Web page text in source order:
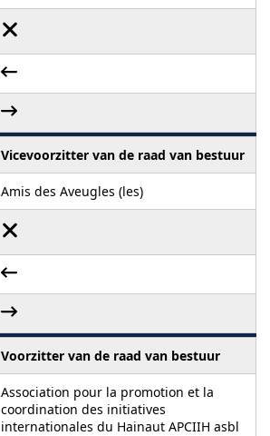
Vicevoorzitter van de raad van bestuur
Amis des Aveugles (les)
Voorzitter van de raad van bestuur
Association pour la promotion et la
coordination des initiatives
internationales du Hainaut APCIIH asbl